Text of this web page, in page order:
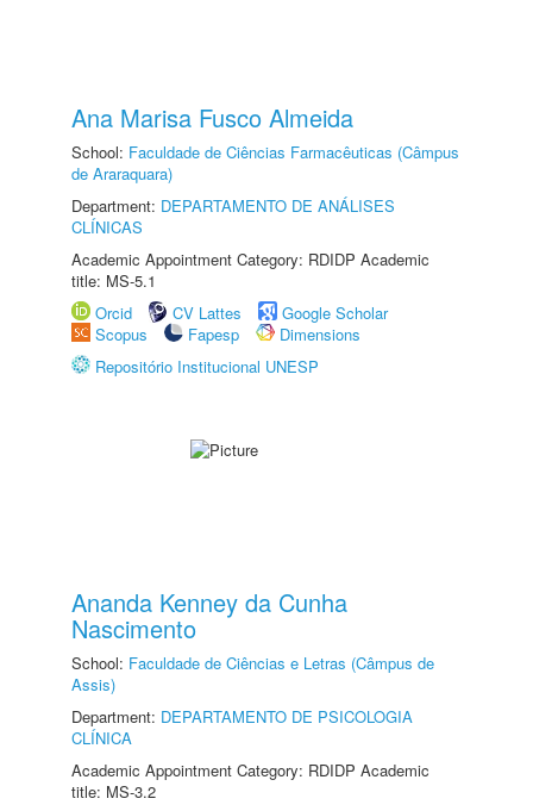
Ana Marisa Fusco Almeida
School: Faculdade de Ciências Farmacêuticas (Câmpus
de Araraquara)
Department: DEPARTAMENTO DE ANÁLISES
CLÍNICAS
Academic Appointment Category: RDIDP Academic
title: MS-5.1
Orcid
CV Lattes
Google Scholar
Scopus
Fapesp
Dimensions
Repositório Institucional UNESP
Ananda Kenney da Cunha
Nascimento
School: Faculdade de Ciências e Letras (Câmpus de
Assis)
Department: DEPARTAMENTO DE PSICOLOGIA
CLÍNICA
Academic Appointment Category: RDIDP Academic
title: MS-3.2